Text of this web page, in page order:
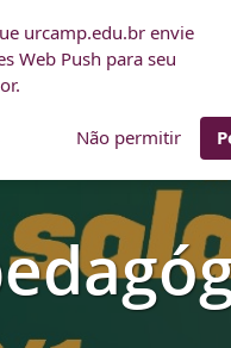
urcamp.edu.br envie
Web Push para seu
Não permitir
BOLSAS E
professores)